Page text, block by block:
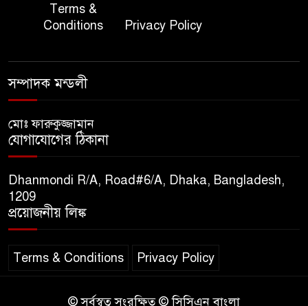
অতিরিক্ত পুলিশ মহাপরিদর্শক
বিপিআই-এর জ্বালানি প্রশিক্ষণ
৯
সুমাইয়া হারুন: মিস মাল্টিন্যাশনাল
১০
Terms &
Conditions
Privacy Policy
সম্পাদক মন্ডলী
মোঃ ফারুকুজ্জামান
যোগাযোগের ঠিকানা
Dhanmondi R/A, Road#6/A, Dhaka, Bangladesh,
1209
প্রয়োজনীয় লিঙ্ক
Terms & Conditions Privacy Policy
© সর্বস্বত্ব সংরক্ষিত © সিসিএন বাংলা